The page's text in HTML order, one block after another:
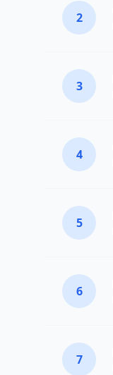
2
3
4
5
6
7